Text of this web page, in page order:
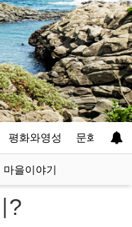
평화와영성 문화예술
마을이야기
?